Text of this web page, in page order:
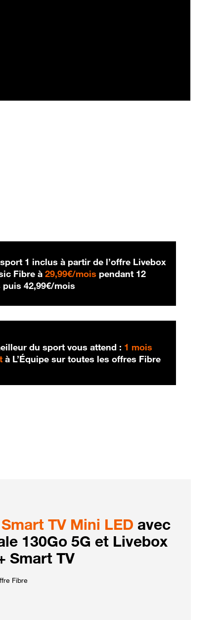
1 inclus à partir de l’offre Livebox
Fibre à29,99€/mois 29,99 € par mois
pendant 12
puis42,99€/mois
du sport vous attend : 1 mois
à L’Équipe sur toutes les offres Fibre
Smart TV Mini LED avec
130Go 5G et Livebox
Smart TV
Fibre